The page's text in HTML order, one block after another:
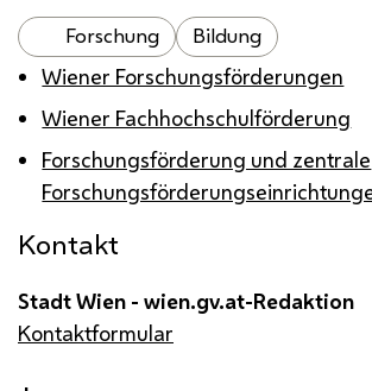
Forschung Bildung
Wiener Forschungsförderungen
Wiener Fachhochschulförderung
Forschungsförderung und zentrale
Kontakt
Stadt Wien - wien.gv.at-Redaktion
Kontaktformular